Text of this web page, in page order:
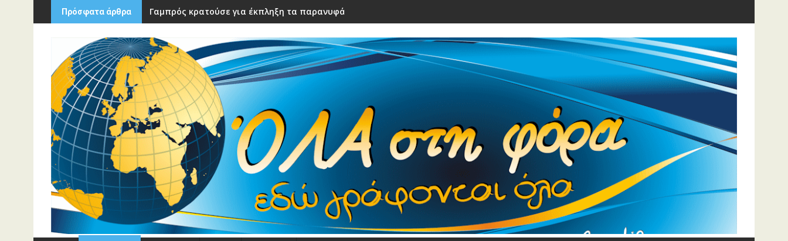
Περάστε
στο
περιεχόμενο
Πρόσφατα άρθρα Γαμπρός κρατούσε για έκπληξη τα παρανυφάκια του γάμου τους – Μόλις τα είδε η νύφη έβαλε τα κλάματα!